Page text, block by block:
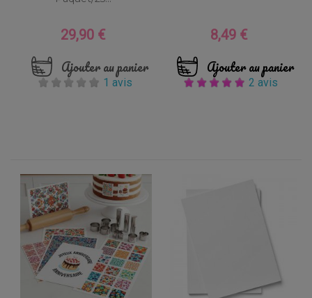
Prix
29,90 €
Ajouter au panier
1 avis
Prix
8,49 €
Ajouter au panier
2 avis